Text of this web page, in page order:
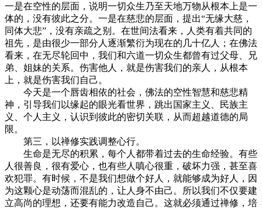
一是在空性的层面，说明一切众生乃至天地万物从根本上是一
体的，没有彼此之分。一是在慈悲的层面，提出“无缘大慈，
同体大悲”，没有亲疏之别。在世间法看来，人类有着共同的
祖先，是由很少一部分人逐渐繁衍为现在的几十亿人；在佛法
看来，在无尽轮回中，我们和六道一切众生都曾有过父母、兄
弟、姐妹的关系。伤害他人，就是伤害我们的亲人，从根本
上，就是伤害我们自己。
今天是一个唇齿相依的社会，佛法的空性智慧和慈悲精
神，引导我们以缘起的眼光看世界，跳出国家主义、民族主
义、个人主义，认识到彼此的密切关联，从而超越道德的局
限。
第三，以禅修实践调整心行。
生命是无尽的积累，每个人都带着过去的生命经验。有些
人很善良，很有爱心，也有些人嗔心很重，破坏力强，甚至喜
欢犯罪。有时候，不是我们想做个好人，就能够成为好人，因
为这颗心是动荡而混乱的，让人身不由己。所以我们不仅要建
立高尚的理想，还要有能力改造自己。这就必须通过禅修，培